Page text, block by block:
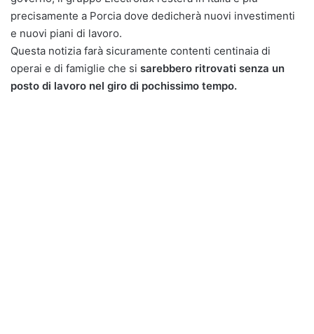
precisamente a Porcia dove dedicherà nuovi investimenti
e nuovi piani di lavoro.
Questa notizia farà sicuramente contenti centinaia di
operai e di famiglie che si sarebbero ritrovati senza un
posto di lavoro nel giro di pochissimo tempo.